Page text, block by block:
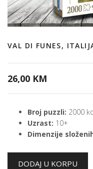
VAL DI FUNES,
26,00 KM
Broj puzzli: 2000
Uzrast: 10+
Dimenzije